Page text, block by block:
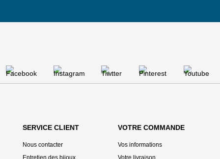
SERVICE CLIENT
Nous contacter
Entretien des bijoux
VOTRE COMMANDE
Vos informations
Votre livraison